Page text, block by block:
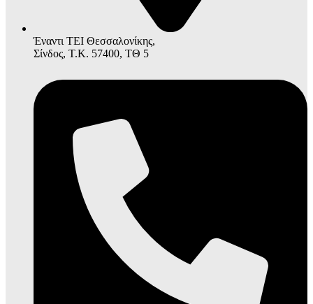
Έναντι ΤΕΙ Θεσσαλονίκης,
Σίνδος, Τ.Κ. 57400, ΤΘ 5